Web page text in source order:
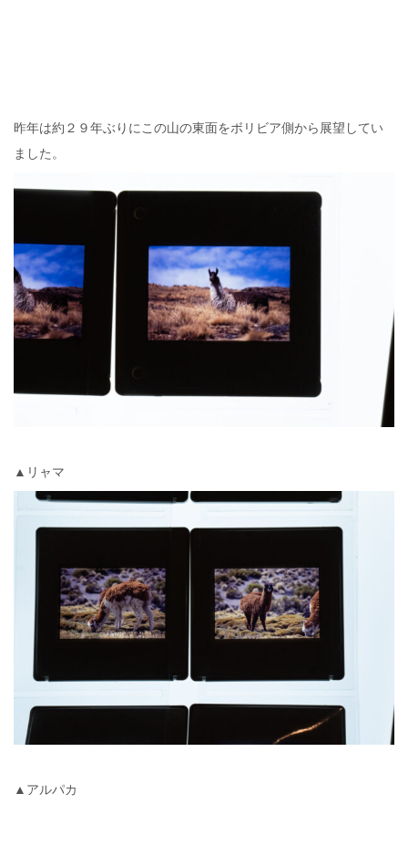
昨年は約２９年ぶりにこの山の東面をボリビア側から展望してい
ました。
▲リャマ
▲アルパカ